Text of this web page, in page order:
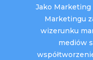
Jako Marketing
Marketingu
wizerunku
mediów